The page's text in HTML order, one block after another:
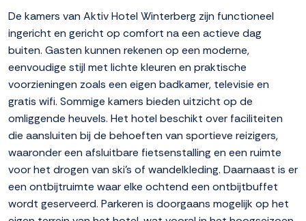
De kamers van Aktiv Hotel Winterberg zijn functioneel
ingericht en gericht op comfort na een actieve dag
buiten. Gasten kunnen rekenen op een moderne,
eenvoudige stijl met lichte kleuren en praktische
voorzieningen zoals een eigen badkamer, televisie en
gratis wifi. Sommige kamers bieden uitzicht op de
omliggende heuvels. Het hotel beschikt over faciliteiten
die aansluiten bij de behoeften van sportieve reizigers,
waaronder een afsluitbare fietsenstalling en een ruimte
voor het drogen van ski's of wandelkleding. Daarnaast is er
een ontbijtruimte waar elke ochtend een ontbijtbuffet
wordt geserveerd. Parkeren is doorgaans mogelijk op het